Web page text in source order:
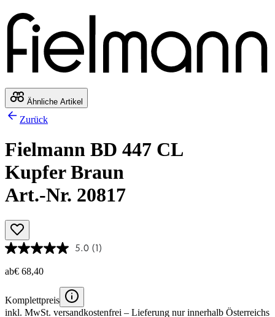
Ähnliche Artikel
Zurück
Fielmann BD 447 CL
Kupfer Braun
Art.-Nr. 20817
5.0 (1)
ab€ 68,40
Komplettpreis
inkl. MwSt. versandkostenfrei – Lieferung nur innerhalb Österreichs